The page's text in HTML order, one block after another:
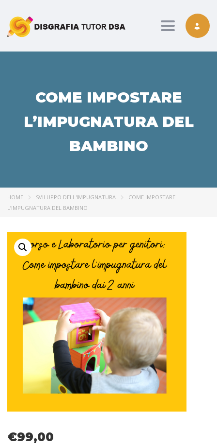
Toggle
COME IMPOSTARE
L’IMPUGNATURA DEL
BAMBINO
HOME SVILUPPO DELL'IMPUGNATURA
COME IMPOSTARE
L’IMPUGNATURA DEL BAMBINO
€99,00